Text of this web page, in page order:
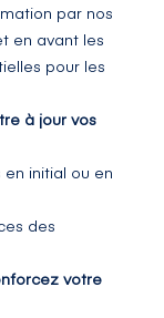
par nos
en avant les
pour les
à jour vos
initial ou en
des
votre